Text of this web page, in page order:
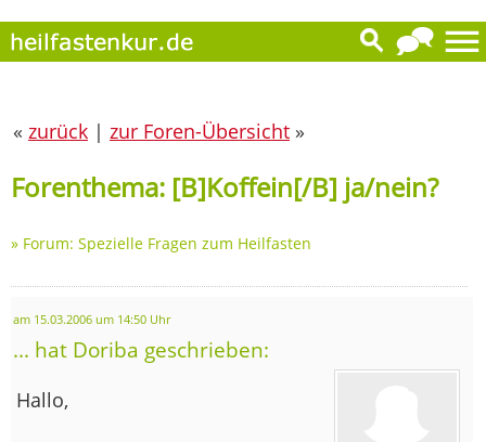
« zurück | zur Foren-Übersicht »
Forenthema: [B]Koffein[/B] ja/nein?
» Forum: Spezielle Fragen zum Heilfasten
am 15.03.2006 um 14:50 Uhr
... hat Doriba geschrieben:
Hallo,